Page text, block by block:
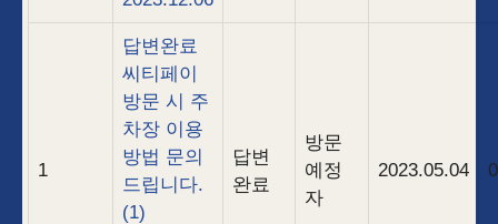
1
답변완료
씨티페이
방문 시 주
차장 이용
방법 문의
드립니다.
(1)
답변
완료
방문
예정
자
2023.05.04 0